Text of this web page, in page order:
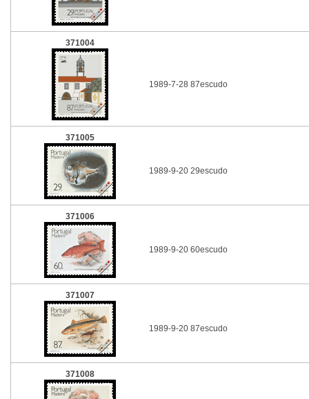
371004
1989-7-28 87escudo
371005
1989-9-20 29escudo
371006
1989-9-20 60escudo
371007
1989-9-20 87escudo
371008